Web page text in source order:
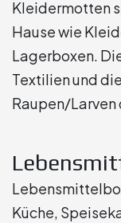
Kleidermotten
Hause wie
Lagerboxen.
Textilien und
Raupen/Larven
Küche,